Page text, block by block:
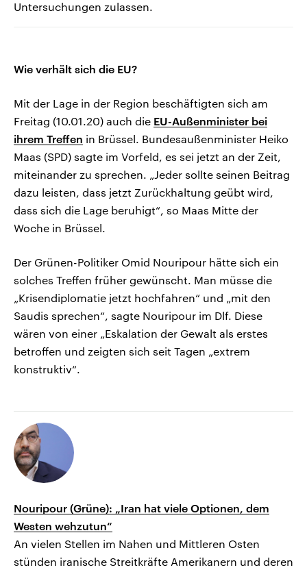
Untersuchungen zulassen.
Wie verhält sich die EU?
Mit der Lage in der Region beschäftigten sich am
Freitag (10.01.20) auch die EU-Außenminister bei
ihrem Treffen in Brüssel. Bundesaußenminister Heiko
Maas (SPD) sagte im Vorfeld, es sei jetzt an der Zeit,
miteinander zu sprechen. „Jeder sollte seinen Beitrag
dazu leisten, dass jetzt Zurückhaltung geübt wird,
dass sich die Lage beruhigt“, so Maas Mitte der
Woche in Brüssel.
Der Grünen-Politiker Omid Nouripour hätte sich ein
solches Treffen früher gewünscht. Man müsse die
„Krisendiplomatie jetzt hochfahren“ und „mit den
Saudis sprechen“, sagte Nouripour im Dlf. Diese
wären von einer „Eskalation der Gewalt als erstes
betroffen und zeigten sich seit Tagen „extrem
konstruktiv“.
Nouripour (Grüne): „Iran hat viele Optionen, dem
Westen wehzutun“
An vielen Stellen im Nahen und Mittleren Osten
stünden iranische Streitkräfte Amerikanern und deren